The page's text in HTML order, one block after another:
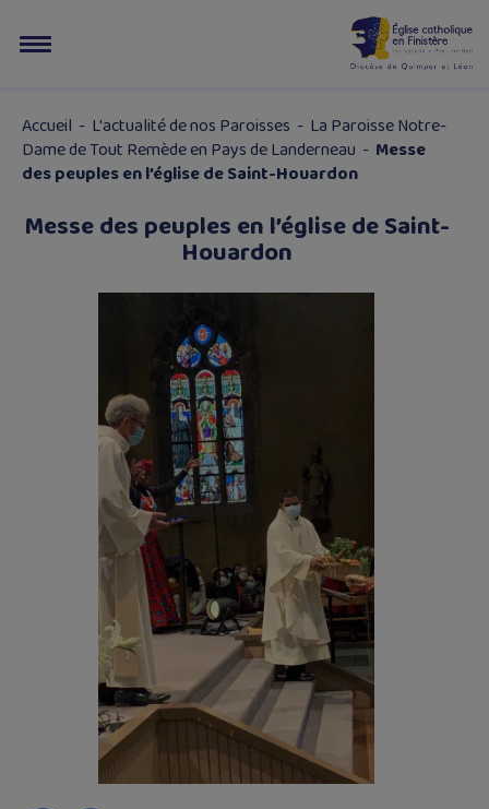
Accueil - L'actualité de nos Paroisses - La Paroisse Notre-
Dame de Tout Remède en Pays de Landerneau - Messe
des peuples en l’église de Saint-Houardon
Messe des peuples en l’église de Saint-
Houardon